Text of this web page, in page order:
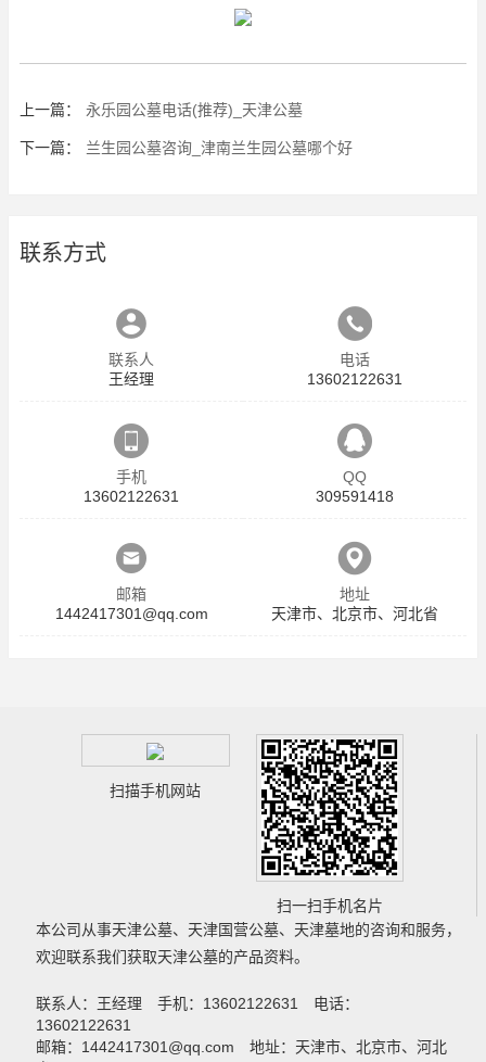
上一篇： 永乐园公墓电话(推荐)_天津公墓
下一篇： 兰生园公墓咨询_津南兰生园公墓哪个好
联系方式
联系人
王经理
电话
13602122631
手机
13602122631
QQ
309591418
邮箱
1442417301@qq.com
地址
天津市、北京市、河北省
扫描手机网站
扫一扫手机名片
本公司从事天津公墓、 天津国营公墓、 天津墓地的咨询和服务，
欢迎联系我们获取天津公墓的产品资料。
联系人：王经理 手机：13602122631 电话：
13602122631
邮箱：1442417301@qq.com 地址：天津市、北京市、河北